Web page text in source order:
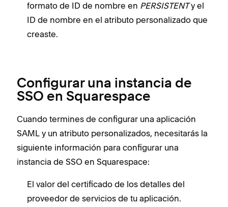
formato de ID de nombre en PERSISTENTy el
ID de nombre en el atributo personalizado que
creaste.
Configurar una instancia de
SSO en Squarespace
Cuando termines de configurar una aplicación
SAML y un atributo personalizados, necesitarás la
siguiente información para configurar una
instancia de SSO en Squarespace:
El valor del certificado de los detalles del
proveedor de servicios de tu aplicación.